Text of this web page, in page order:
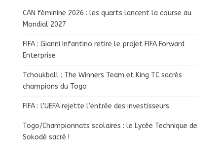
CAN féminine 2026 : les quarts lancent la course au
Mondial 2027
FIFA : Gianni Infantino retire le projet FIFA Forward
Enterprise
Tchoukball : The Winners Team et King TC sacrés
champions du Togo
FIFA : l’UEFA rejette l’entrée des investisseurs
Togo/Championnats scolaires : le Lycée Technique de
Sokodé sacré !